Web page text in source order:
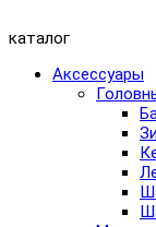
каталог
Аксессуары